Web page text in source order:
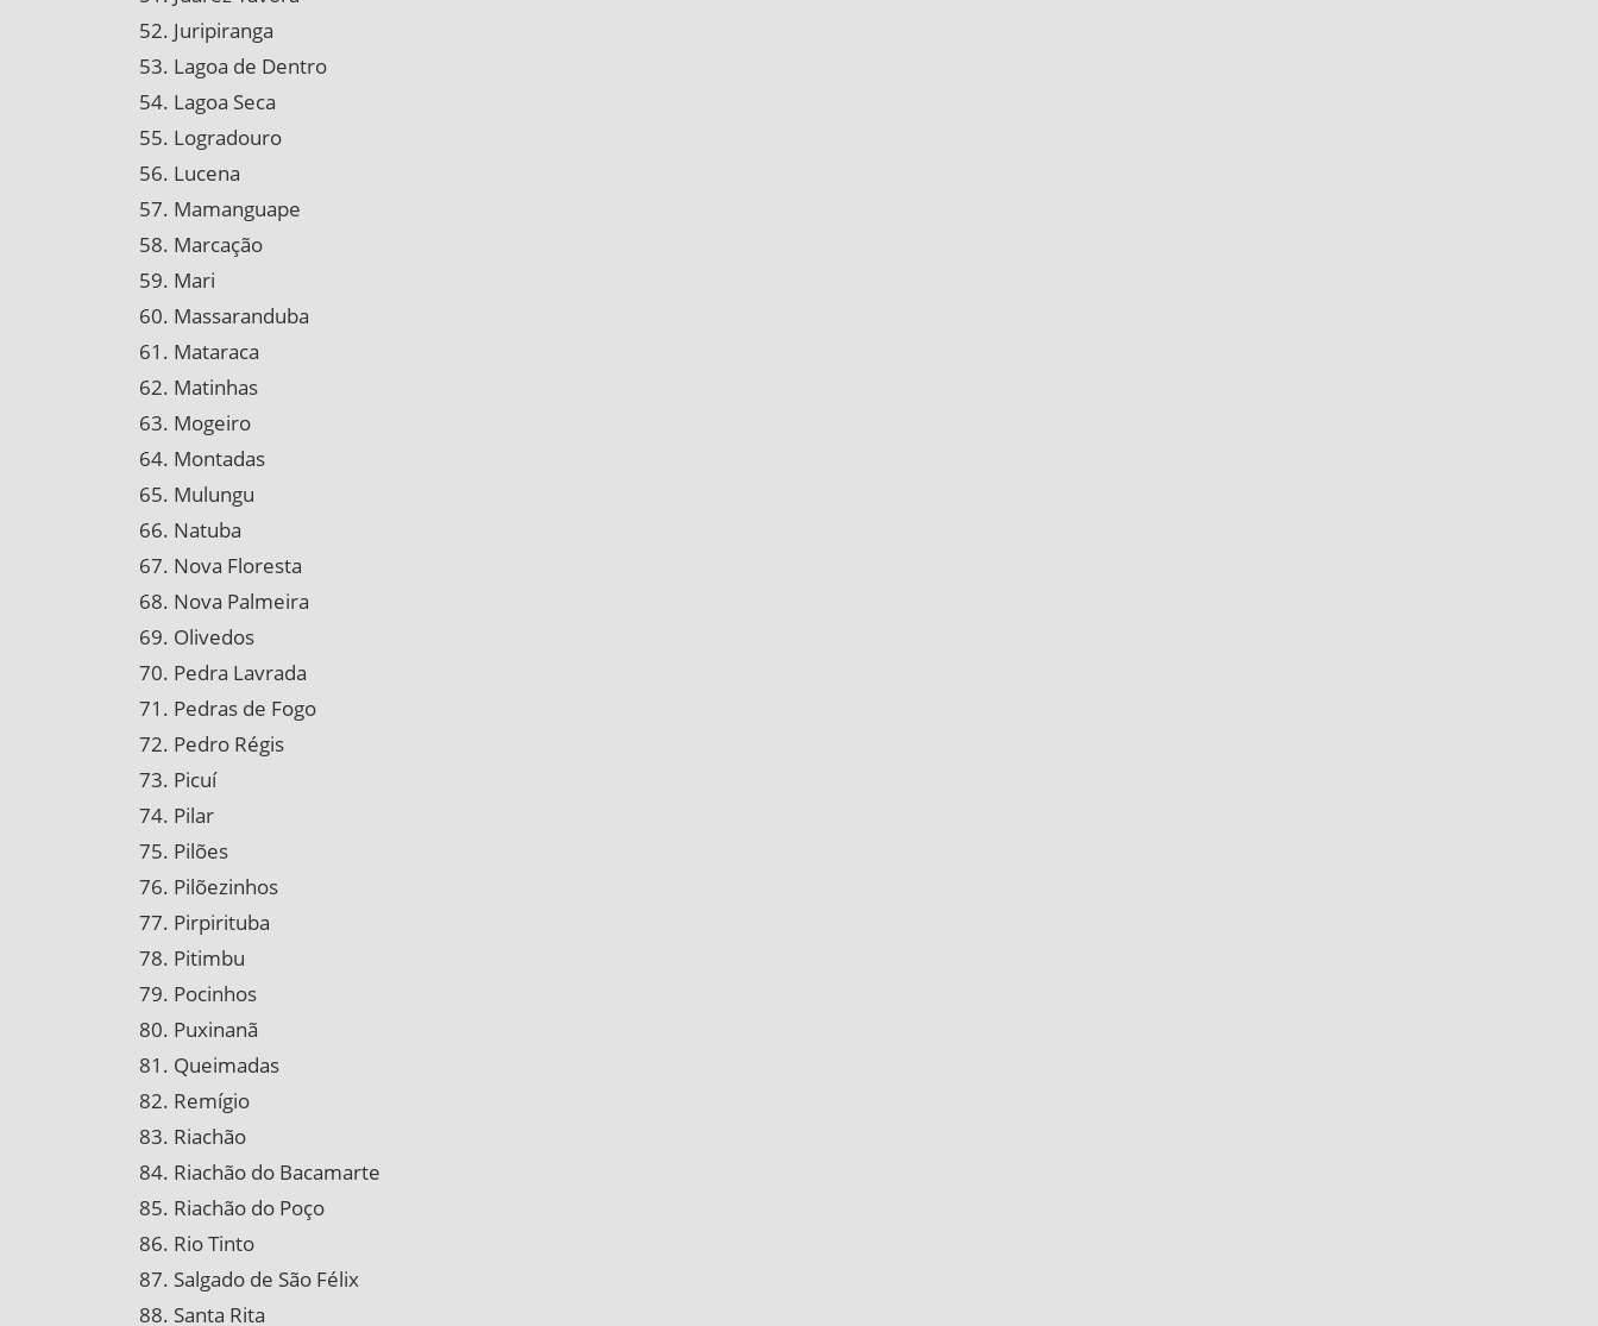
Juripiranga
Lagoa de Dentro
Lagoa Seca
Logradouro
Lucena
Mamanguape
Marcação
Mari
Massaranduba
Mataraca
Matinhas
Mogeiro
Montadas
Mulungu
Natuba
Nova Floresta
Nova Palmeira
Olivedos
Pedra Lavrada
Pedras de Fogo
Pedro Régis
Picuí
Pilar
Pilões
Pilõezinhos
Pirpirituba
Pitimbu
Pocinhos
Puxinanã
Queimadas
Remígio
Riachão
Riachão do Bacamarte
Riachão do Poço
Rio Tinto
Salgado de São Félix
Santa Rita